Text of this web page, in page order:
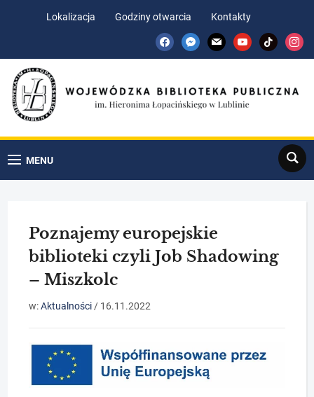
Lokalizacja Godziny otwarcia
Kontakty
facebookmessenger
mail youtubetiktok
MENU
Search
Poznajemy europejskie
biblioteki czyli Job Shadowing
– Miszkolc
w:Aktualności / 16.11.2022